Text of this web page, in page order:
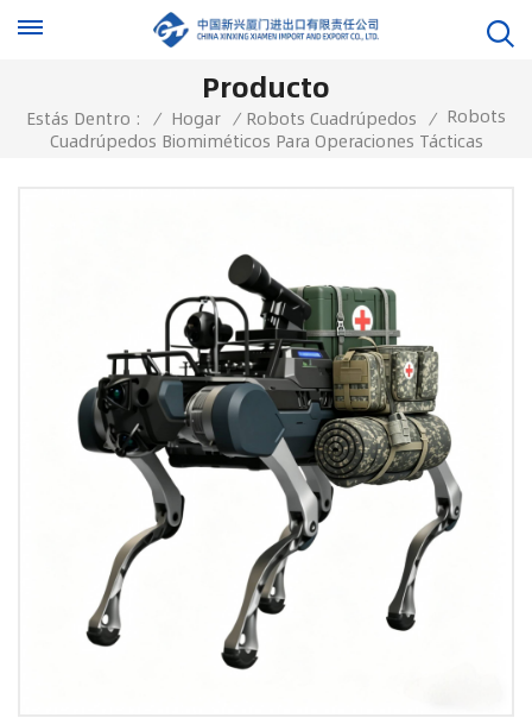
Producto
Estás Dentro : / Hogar / Robots Cuadrúpedos / Robots
Cuadrúpedos Biomiméticos Para Operaciones Tácticas